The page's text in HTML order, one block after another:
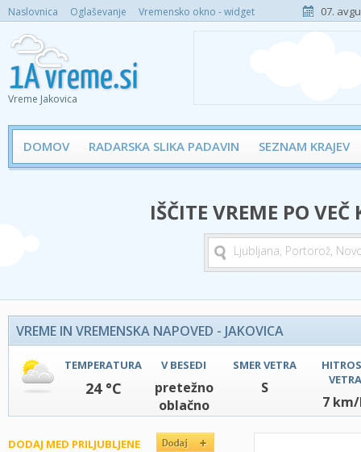
Naslovnica Oglaševanje Vremensko okno - widget 07.
Vreme Jakovica
DOMOV RADARSKA SLIKA PADAVIN SEZNAM KRAJEV
IŠČITE VREME PO
VREME IN VREMENSKA NAPOVED - JAKOVICA
TEMPERATURA
24 °C
V BESEDI
pretežno
oblačno
SMER VETRA
S
VETRA
7
DODAJ MED PRILJUBLJENE